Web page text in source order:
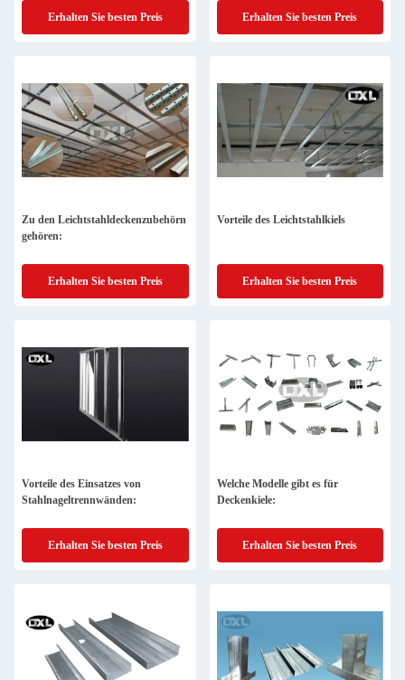
Erhalten Sie besten Preis Erhalten Sie besten Preis
Zu den Leichtstahldeckenzubehörn
gehören:
Erhalten Sie besten Preis
Vorteile des Leichtstahlkiels
Erhalten Sie besten Preis
Vorteile des Einsatzes von
Stahlnageltrennwänden:
Erhalten Sie besten Preis
Welche Modelle gibt es für
Deckenkiele:
Erhalten Sie besten Preis